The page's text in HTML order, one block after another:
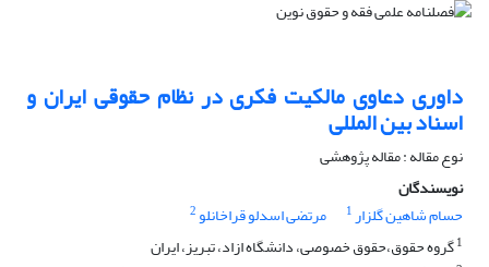
داوری دعاوی مالکیت فکری در نظام حقوقی ایران و
اسناد بین المللی
نوع مقاله : مقاله پژوهشی
نویسندگان
حسام شاهین گلزار1 مرتضی اسدلو قراخانلو2
1گروه حقوق،حقوق خصوصی، دانشگاه ازاد، تبریز، ایران